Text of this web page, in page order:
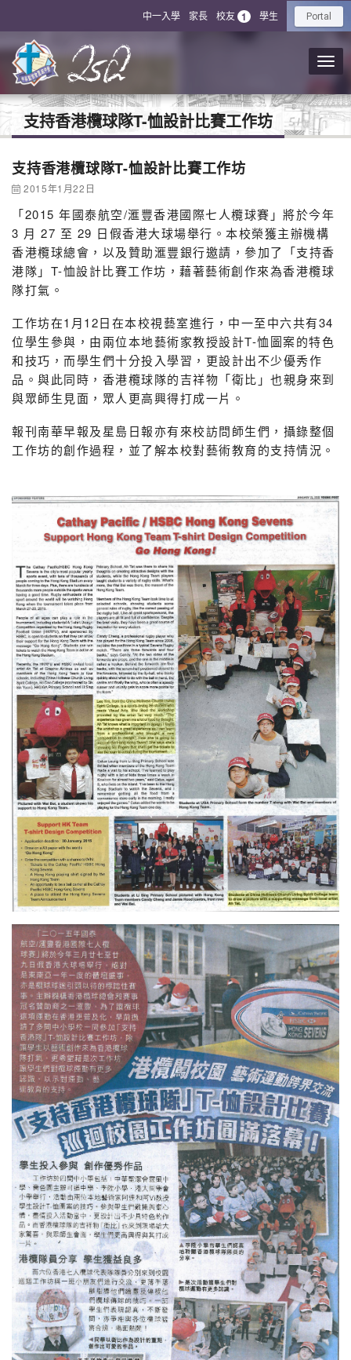
中一入學 家長 校友 1 學生 Portal
支持香港欖球隊T-恤設計比賽工作坊
支持香港欖球隊T-恤設計比賽工作坊
2015年1月22日
「2015 年國泰航空/滙豐香港國際七人欖球賽」將於今年
3 月 27 至 29 日假香港大球場舉行。本校榮獲主辦機構
香港欖球總會，以及贊助滙豐銀行邀請，參加了「支持香
港隊」T-恤設計比賽工作坊，藉著藝術創作來為香港欖球
隊打氣。
工作坊在1月12日在本校視藝室進行，中一至中六共有34
位學生參與，由兩位本地藝術家教授設計T-恤圖案的特色
和技巧，而學生們十分投入學習，更設計出不少優秀作
品。與此同時，香港欖球隊的吉祥物「衛比」也親身來到
與眾師生見面，眾人更高興得打成一片。
報刊南華早報及星島日報亦有來校訪問師生們，攝錄整個
工作坊的創作過程，並了解本校對藝術教育的支持情況。